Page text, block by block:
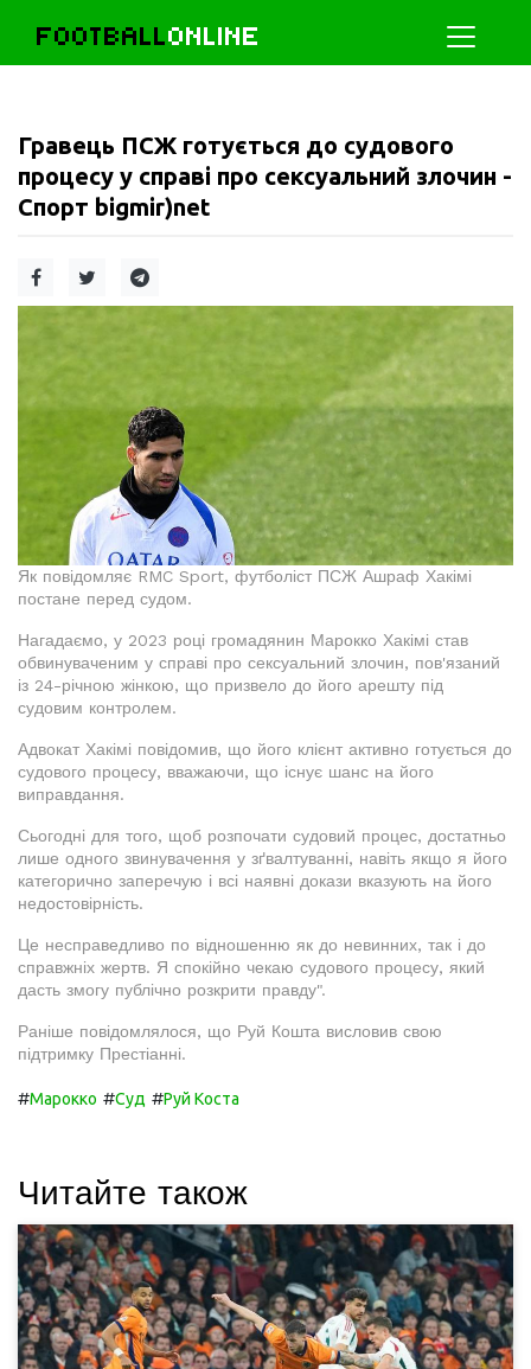
FOOTBALLONLINE
Гравець ПСЖ готується до судового
процесу у справі про сексуальний злочин -
Спорт bigmir)net
Як повідомляє RMC Sport, футболіст ПСЖ Ашраф Хакімі
постане перед судом.
Нагадаємо, у 2023 році громадянин Марокко Хакімі став
обвинуваченим у справі про сексуальний злочин, пов'язаний
із 24-річною жінкою, що призвело до його арешту під
судовим контролем.
Адвокат Хакімі повідомив, що його клієнт активно готується до
судового процесу, вважаючи, що існує шанс на його
виправдання.
Сьогодні для того, щоб розпочати судовий процес, достатньо
лише одного звинувачення у зґвалтуванні, навіть якщо я його
категорично заперечую і всі наявні докази вказують на його
недостовірність.
Це несправедливо по відношенню як до невинних, так і до
справжніх жертв. Я спокійно чекаю судового процесу, який
дасть змогу публічно розкрити правду".
Раніше повідомлялося, що Руй Кошта висловив свою
підтримку Престіанні.
#Марокко #Суд #Руй Коста
Читайте також